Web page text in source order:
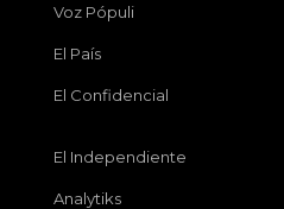
Voz Pópuli
El País
El Confidencial
El Independiente
Analytiks